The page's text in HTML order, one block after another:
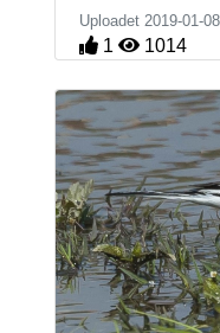
Uploadet 2019-01-
1 1014